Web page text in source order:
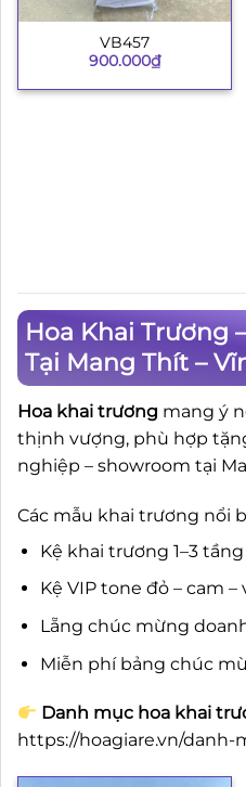
VB457
900.000₫
Hoa Khai Trương
Tại Mang Thít –
Hoa khai trương mang ý
thịnh vượng, phù hợp
nghiệp – showroom tại
Các mẫu khai trương nổi
Kệ khai trương 1–3 tầng
Kệ VIP tone đỏ – cam –
Lẵng chúc mừng
Miễn phí bảng chúc
Danh mục hoa khai
https://hoagiare.vn/